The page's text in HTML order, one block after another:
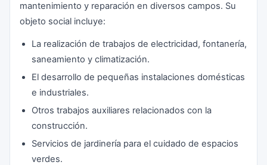
mantenimiento y reparación en diversos campos. Su
objeto social incluye:
La realización de trabajos de electricidad, fontanería,
saneamiento y climatización.
El desarrollo de pequeñas instalaciones domésticas
e industriales.
Otros trabajos auxiliares relacionados con la
construcción.
Servicios de jardinería para el cuidado de espacios
verdes.